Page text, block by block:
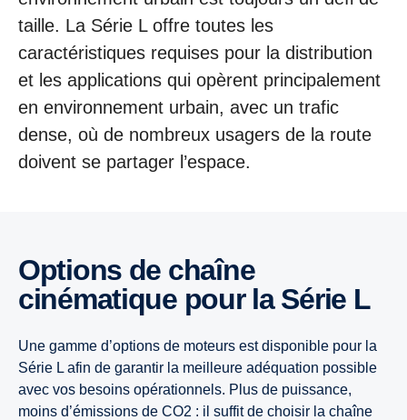
taille. La Série L offre toutes les
caractéristiques requises pour la distribution
et les applications qui opèrent principalement
en environnement urbain, avec un trafic
dense, où de nombreux usagers de la route
doivent se partager l’espace.
Options de chaîne
cinématique pour la Série L
Une gamme d’options de moteurs est disponible pour la
Série L afin de garantir la meilleure adéquation possible
avec vos besoins opérationnels. Plus de puissance,
moins d’émissions de CO2 : il suffit de choisir la chaîne